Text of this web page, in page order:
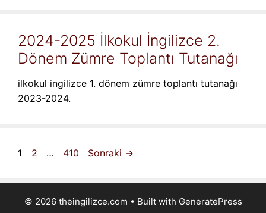
2024-2025 İlkokul İngilizce 2.
Dönem Zümre Toplantı Tutanağı
ilkokul ingilizce 1. dönem zümre toplantı tutanağı
2023-2024.
Sayfa
1 Sayfa
2 … Sayfa
410 Sonraki →
© 2026 theingilizce.com • Built with GeneratePress